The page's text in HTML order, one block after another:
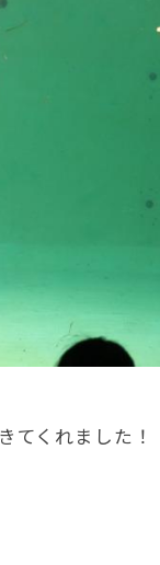
てくれました！